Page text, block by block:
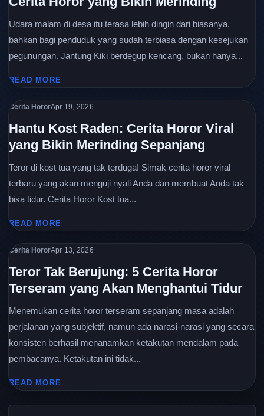
Udara malam di desa itu terasa lebih dingin dari biasanya,
bahkan bagi penduduk yang sudah terbiasa dengan kesejukan
pegunungan. Jantung Kiki berdegup kencang, bukan hanya...
READ MORE
Cerita HororApr 19, 2026
Hantu Kost Raden: Cerita Horor Viral
yang Bikin Merinding Sepanjang
Teror di kost tua yang tak terduga! Simak cerita horor viral
terbaru yang akan menguji nyali Anda dan membuat Anda tak
bisa tidur. Cerita Horor Kost tua...
READ MORE
Cerita HororApr 13, 2026
Teror Tak Berujung: 5 Cerita Horor
Terseram yang Akan Menghantui Tidur
Menemukan cerita horor terseram sepanjang masa adalah
perjalanan yang subjektif, namun ada narasi-narasi yang secara
konsisten berhasil menanamkan ketakutan mendalam pada
pembacanya. Ketakutan ini tidak...
READ MORE